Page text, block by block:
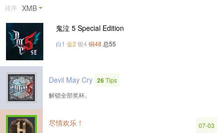
排序 XMB
鬼泣 5 Special Edition
白1 金2 银4 铜48 总55
Devil May Cry 26Tips
解锁全部奖杯。
尽情欢乐！
07-03